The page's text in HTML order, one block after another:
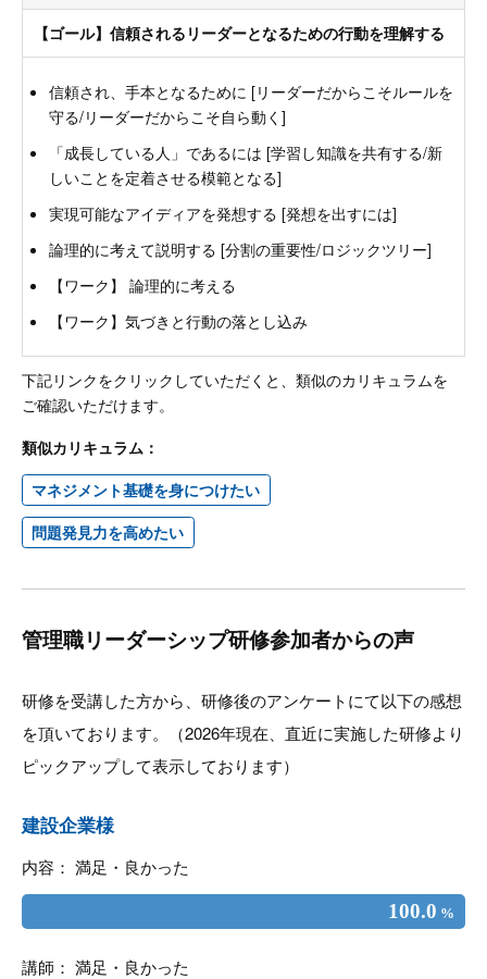
【ゴール】信頼されるリーダーとなるための行動を理解する
信頼され、手本となるために [リーダーだからこそルールを
守る/リーダーだからこそ自ら動く]
「成長している人」であるには [学習し知識を共有する/新
しいことを定着させる模範となる]
実現可能なアイディアを発想する [発想を出すには]
論理的に考えて説明する [分割の重要性/ロジックツリー]
【ワーク】 論理的に考える
【ワーク】気づきと行動の落とし込み
下記リンクをクリックしていただくと、類似のカリキュラムを
ご確認いただけます。
類似カリキュラム：
マネジメント基礎を身につけたい
問題発見力を高めたい
管理職リーダーシップ研修参加者からの声
研修を受講した方から、研修後のアンケートにて以下の感想
を頂いております。（2026年現在、直近に実施した研修より
ピックアップして表示しております）
建設企業様
内容： 満足・良かった
100.0 %
講師： 満足・良かった